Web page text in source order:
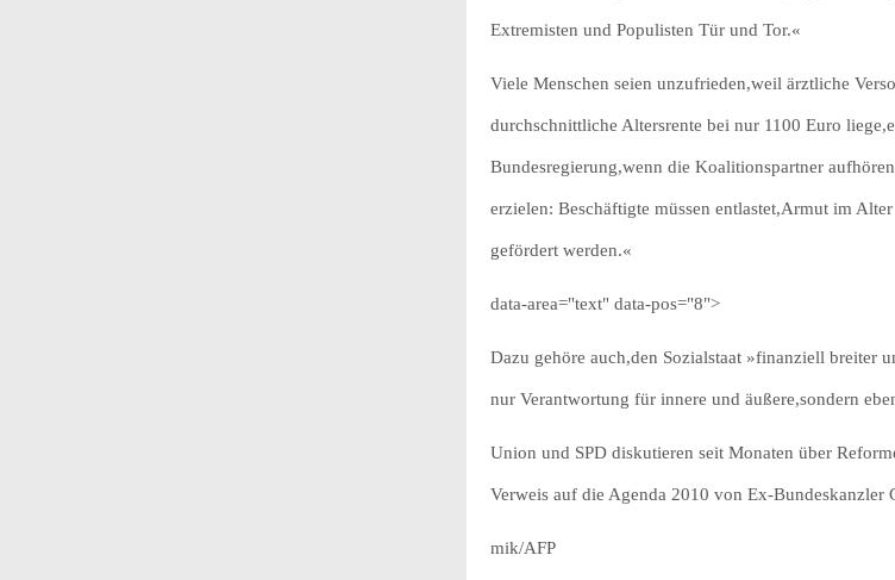
Extremisten und Populisten Tür und Tor.«
Viele Menschen seien unzufrieden,weil ärztliche
durchschnittliche Altersrente bei nur 1100 Euro
Bundesregierung,wenn die Koalitionspartner
erzielen: Beschäftigte müssen entlastet,Armut im
gefördert werden.«
data-area="text" data-pos="8">
Dazu gehöre auch,den Sozialstaat »finanziell breiter
nur Verantwortung für innere und äußere,sondern
Union und SPD diskutieren seit Monaten über
Verweis auf die Agenda 2010 von Ex-Bundeskanzler
mik/AFP